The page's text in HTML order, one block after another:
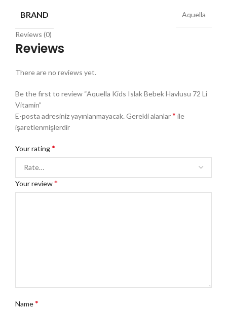
BRAND Aquella
Reviews (0)
Reviews
There are no reviews yet.
Be the first to review “Aquella Kids Islak Bebek Havlusu 72 Li
Vitamin”
E-posta adresiniz yayınlanmayacak.Gerekli alanlar* ile
işaretlenmişlerdir
Your rating*
Your review*
Name*